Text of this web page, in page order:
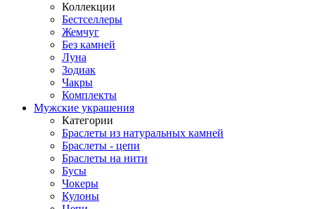
Коллекции
Бестселлеры
Жемчуг
Без камней
Луна
Зодиак
Чакры
Комплекты
Мужские украшения
Категории
Браслеты из натуральных камней
Браслеты - цепи
Браслеты на нити
Бусы
Чокеры
Кулоны